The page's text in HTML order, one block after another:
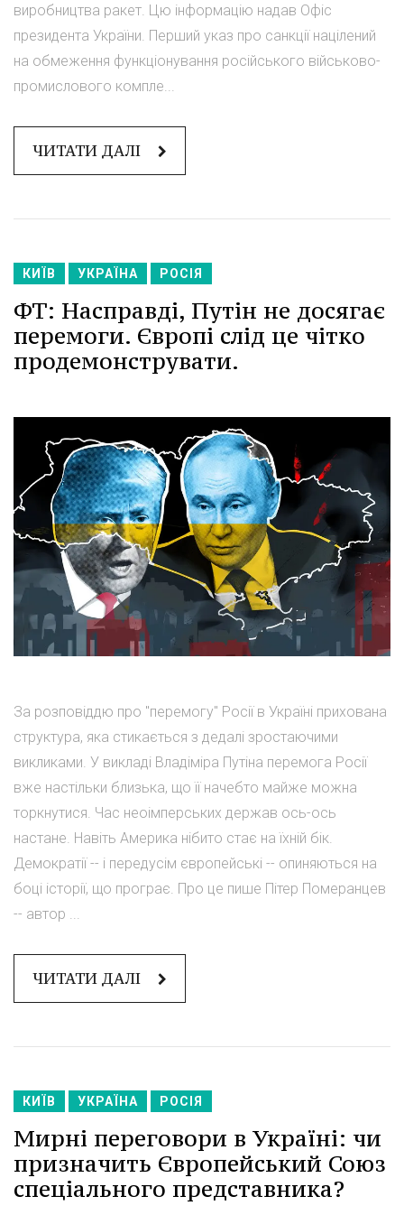
виробництва ракет. Цю інформацію надав Офіс
президента України. Перший указ про санкції націлений
на обмеження функціонування російського військово-
промислового компле...
ЧИТАТИ ДАЛІ
КИЇВ УКРАЇНА РОСІЯ
ФТ: Насправді, Путін не досягає
перемоги. Європі слід це чітко
продемонструвати.
За розповіддю про "перемогу" Росії в Україні прихована
структура, яка стикається з дедалі зростаючими
викликами. У викладі Владіміра Путіна перемога Росії
вже настільки близька, що її начебто майже можна
торкнутися. Час неоімперських держав ось-ось
настане. Навіть Америка нібито стає на їхній бік.
Демократії -- і передусім європейські -- опиняються на
боці історії, що програє. Про це пише Пітер Померанцев
-- автор ...
ЧИТАТИ ДАЛІ
КИЇВ УКРАЇНА РОСІЯ
Мирні переговори в Україні: чи
призначить Європейський Союз
спеціального представника?